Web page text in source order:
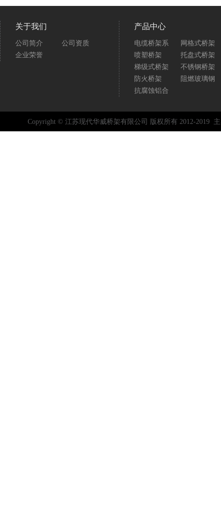
关于我们
公司简介
公司资质
企业荣誉
产品中心
电缆桥架系
网格式桥架
喷塑桥架
托盘式桥架
梯级式桥架
不锈钢桥架
防火桥架
阻燃玻璃钢
抗腐蚀铝合
Copyright © 江苏现代华威桥架有限公司 版权所有 2012-2019